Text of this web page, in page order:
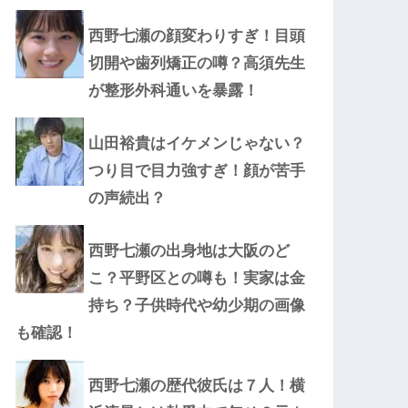
西野七瀬の顔変わりすぎ！目頭
切開や歯列矯正の噂？高須先生
が整形外科通いを暴露！
山田裕貴はイケメンじゃない？
つり目で目力強すぎ！顔が苦手
の声続出？
西野七瀬の出身地は大阪のど
こ？平野区との噂も！実家は金
持ち？子供時代や幼少期の画像
も確認！
西野七瀬の歴代彼氏は７人！横